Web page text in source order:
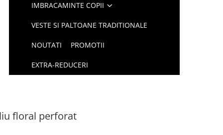
IMBRACAMINTE COPII
VESTE SI PALTOANE TRADITIONALE
NOUTATI PROMOTII
EXTRA-REDUCERI
floral perforat